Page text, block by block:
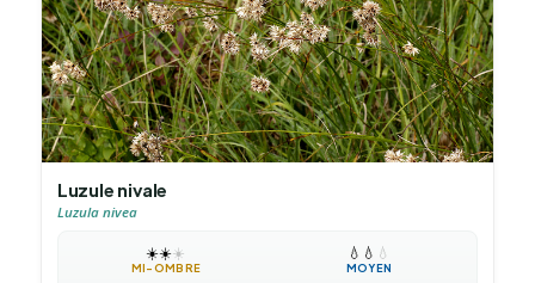
Luzule nivale
Luzula nivea
☀️☀️☀️
MI-OMBRE
💧 💧 💧
MOYEN